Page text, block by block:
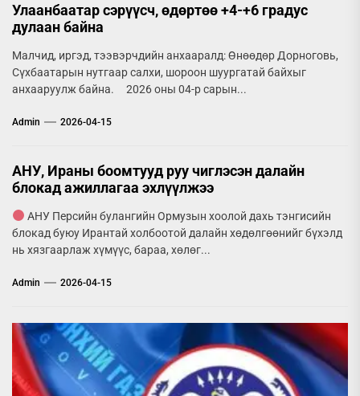
Улаанбаатар сэрүүсч, өдөртөө +4-+6 градус
дулаан байна
Малчид, иргэд, тээвэрчдийн анхааралд: Өнөөдөр Дорноговь,
Сүхбаатарын нутгаар салхи, шороон шуургатай байхыг
анхааруулж байна. 2026 оны 04-р сарын...
Admin 2026-04-15
АНУ, Ираны боомтууд руу чиглэсэн далайн
блокад ажиллагаа эхлүүлжээ
АНУ Персийн булангийн Ормузын хоолой дахь тэнгисийн
блокад буюу Ирантай холбоотой далайн хөдөлгөөнийг бүхэлд
нь хязгаарлаж хүмүүс, бараа, хөлөг...
Admin 2026-04-15